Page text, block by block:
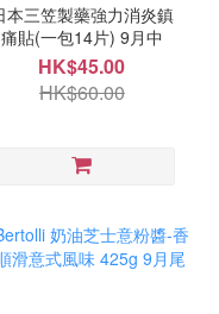
本三笠製藥強力消炎鎮
痛貼(一包14片) 9月中
HK$45.00
HK$60.00